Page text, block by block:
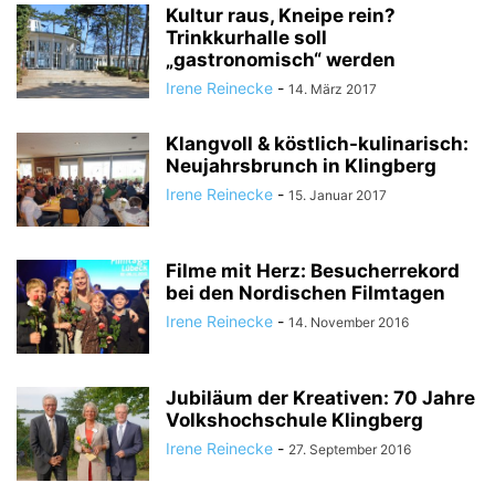
Kultur raus, Kneipe rein?
Trinkkurhalle soll
„gastronomisch“ werden
Irene Reinecke - 14. März 2017
Klangvoll & köstlich-kulinarisch:
Neujahrsbrunch in Klingberg
Irene Reinecke - 15. Januar 2017
Filme mit Herz: Besucherrekord
bei den Nordischen Filmtagen
Irene Reinecke - 14. November 2016
Jubiläum der Kreativen: 70 Jahre
Volkshochschule Klingberg
Irene Reinecke - 27. September 2016